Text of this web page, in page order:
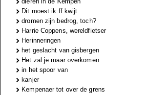
Dit moest ik ff kwijt
dromen zijn bedrog, toch?
Harrie Coppens, wereldfietser
Herinneringen
het geslacht van gisbergen
Het zal je maar overkomen
in het spoor van
kanjer
Kempenaer tot over de grens